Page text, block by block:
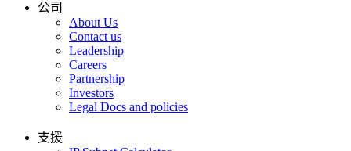
公司
About Us
Contact us
Leadership
Careers
Partnership
Investors
Legal Docs and policies
支援